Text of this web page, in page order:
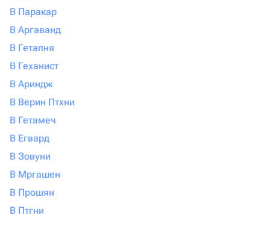
В Паракар
В Аргаванд
В Гетапня
В Геханист
В Ариндж
В Верин Птхни
В Гетамеч
В Егвард
В Зовуни
В Мргашен
В Прошян
В Птгни